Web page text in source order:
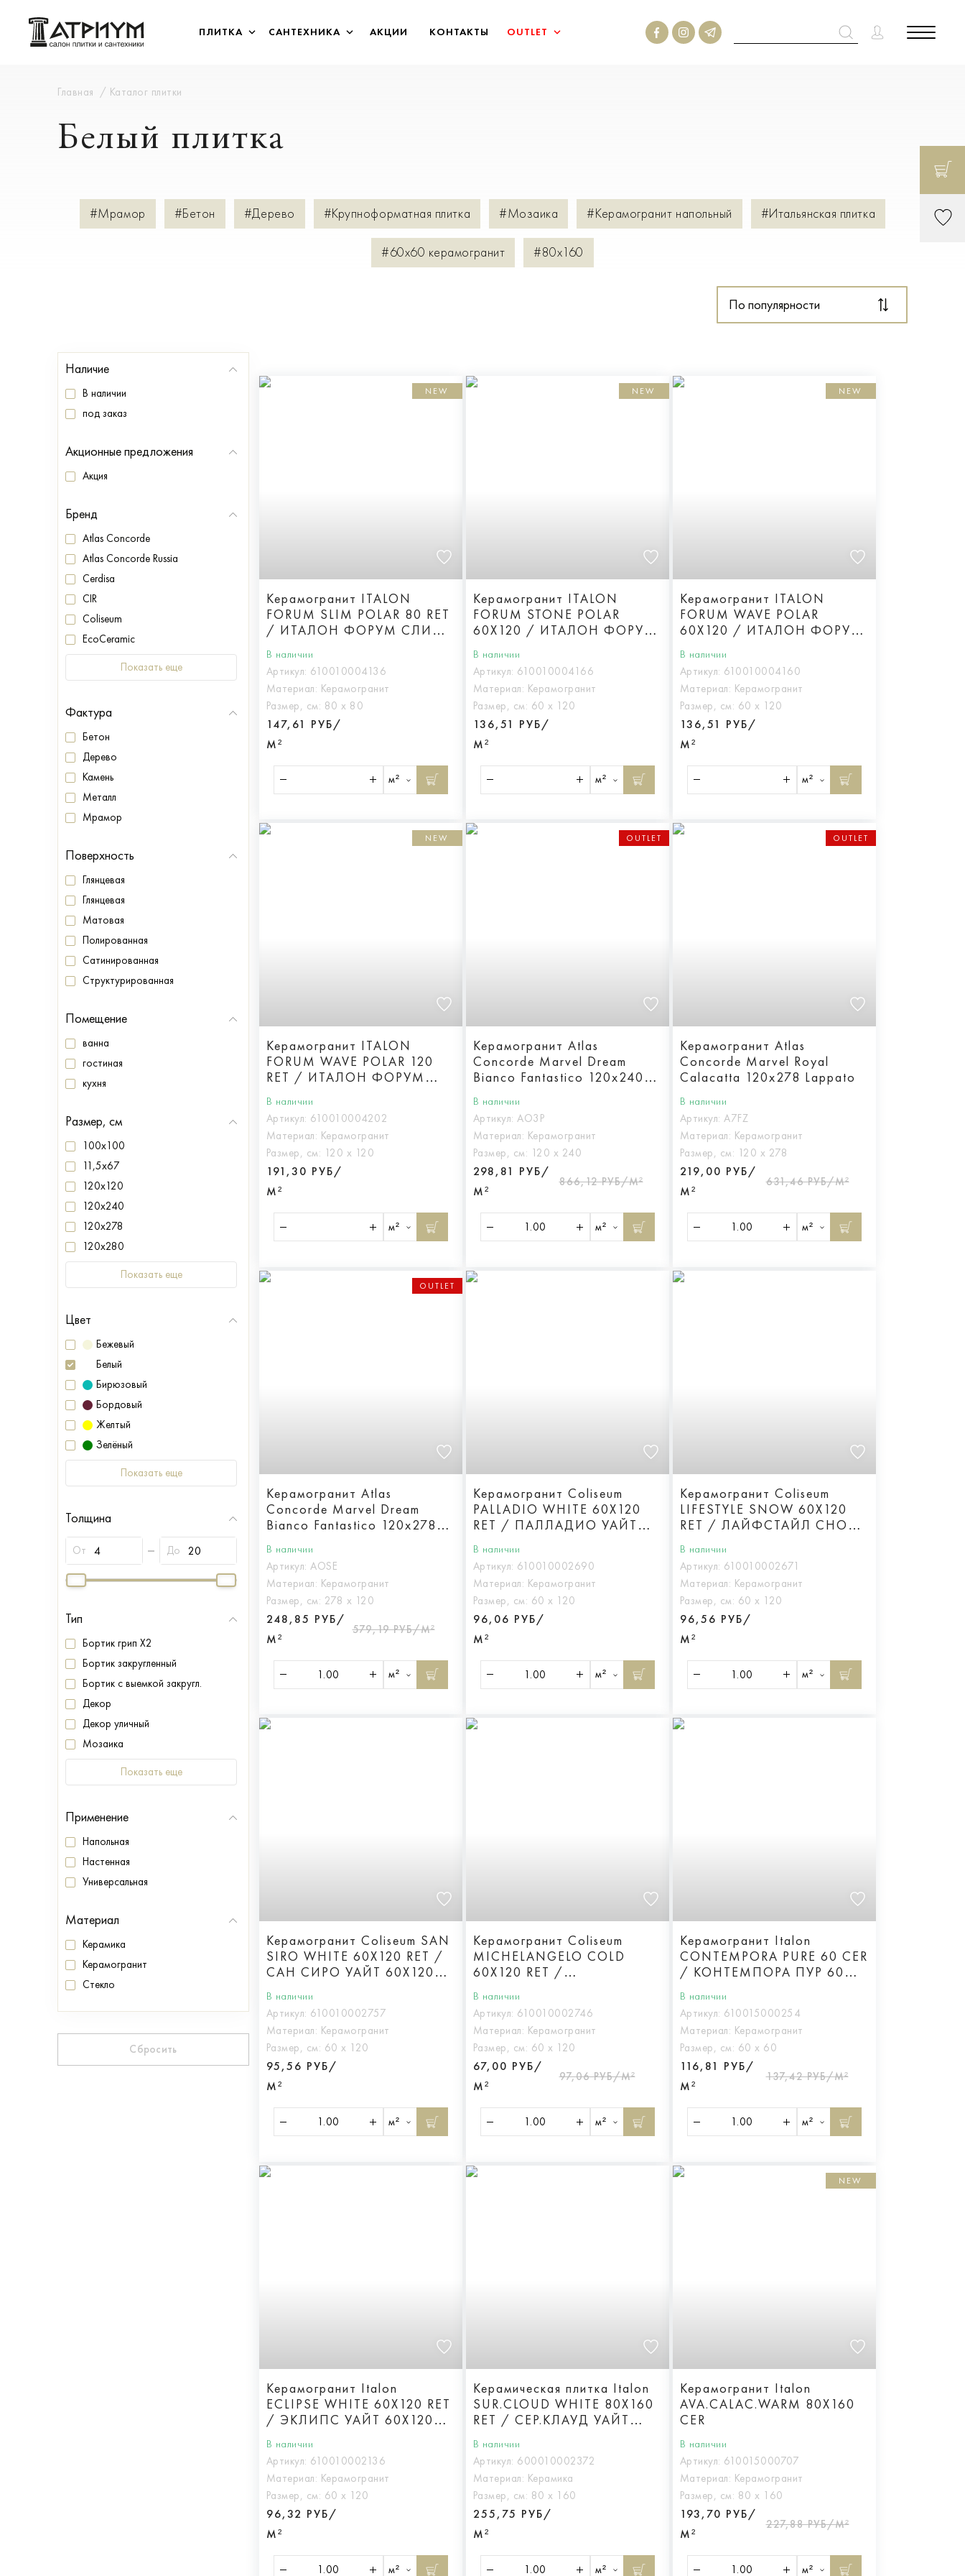
ПЛИТКА САНТЕХНИКА АКЦИИ КОНТАКТЫ OUTLET
Главная Каталог плитки
Белый плитка
#Мрамор #Бетон #Дерево #Крупноформатная плитка #Мозаика #Керамогранит напольный #Итальянская плитка
#60х60 керамогранит #80х160
По популярности
Наличие
В наличии
под заказ
Акционные предложения
Акция
Бренд
Atlas Concorde
Atlas Concorde Russia
Cerdisa
CIR
Coliseum
EcoCeramic
Показать еще
Фактура
Бетон
Дерево
Камень
Металл
Мрамор
Поверхность
Глянцевая
Глянцевая
Матовая
Полированная
Сатинированная
Структурированная
Помещение
ванна
гостиная
кухня
Размер, см
100x100
11,5x67
120x120
120x240
120x278
120x280
Показать еще
Цвет
Бежевый
Белый
Бирюзовый
Бордовый
Желтый
Зелёный
Показать еще
Толщина
От До
Тип
Бортик грип X2
Бортик закругленный
Бортик с выемкой закругл.
Декор
Декор уличный
Мозаика
Показать еще
Применение
Напольная
Настенная
Универсальная
Материал
Керамика
Керамогранит
Стекло
Сбросить
NEW
Керамогранит ITALON
FORUM SLIM POLAR 80 RET
/ ИТАЛОН ФОРУМ СЛИМ
арт.610010004136
В наличии
Артикул: 610010004136
Материал: Керамогранит
Размер, см: 80 х 80
147,61 РУБ/
М²
м²
NEW
Керамогранит ITALON
FORUM STONE POLAR
60X120 / ИТАЛОН ФОРУМ
арт.610010004166
В наличии
Артикул: 610010004166
Материал: Керамогранит
Размер, см: 60 х 120
136,51 РУБ/
М²
м²
NEW
Керамогранит ITALON
FORUM WAVE POLAR
60X120 / ИТАЛОН ФОРУМ
арт.610010004160
В наличии
Артикул: 610010004160
Материал: Керамогранит
Размер, см: 60 х 120
136,51 РУБ/
М²
м²
NEW
Керамогранит ITALON
FORUM WAVE POLAR 120
RET / ИТАЛОН ФОРУМ
арт.610010004202
В наличии
Артикул: 610010004202
Материал: Керамогранит
Размер, см: 120 х 120
191,30 РУБ/
М²
м²
OUTLET
Керамогранит Atlas
Concorde Marvel Dream
Bianco Fantastico 120x240
В наличии
Артикул: AO3P
Материал: Керамогранит
Размер, см: 120 х 240
298,81 РУБ/
М²
866,12 РУБ/М²
м²
OUTLET
Керамогранит Atlas
Concorde Marvel Royal
Calacatta 120x278 Lappato
В наличии
Артикул: A7FZ
Материал: Керамогранит
Размер, см: 120 х 278
219,00 РУБ/
М²
631,46 РУБ/М²
м²
OUTLET
Керамогранит Atlas
Concorde Marvel Dream
Bianco Fantastico 120x278
В наличии
Артикул: AOSE
Материал: Керамогранит
Размер, см: 278 х 120
248,85 РУБ/
М²
579,19 РУБ/М²
м²
Керамогранит Coliseum
PALLADIO WHITE 60X120
RET / ПАЛЛАДИО УАЙТ
В наличии
Артикул: 610010002690
Материал: Керамогранит
Размер, см: 60 х 120
96,06 РУБ/
М²
м²
Керамогранит Coliseum
LIFESTYLE SNOW 60X120
RET / ЛАЙФСТАЙЛ СНОУ
В наличии
Артикул: 610010002671
Материал: Керамогранит
Размер, см: 60 х 120
96,56 РУБ/
М²
м²
Керамогранит Coliseum SAN
SIRO WHITE 60X120 RET /
САН СИРО УАЙТ 60X120
ретт.
В наличии
Артикул: 610010002757
Материал: Керамогранит
Размер, см: 60 х 120
95,56 РУБ/
М²
м²
Керамогранит Coliseum
MICHELANGELO COLD
60X120 RET /
МИКЕЛАНДЖЕЛО КОЛД
60Х120 ретт.
В наличии
Артикул: 610010002746
Материал: Керамогранит
Размер, см: 60 х 120
67,00 РУБ/
М²
97,06 РУБ/М²
м²
Керамогранит Italon
CONTEMPORA PURE 60 CER
/ КОНТЕМПОРА ПУР 60
ПАТ
В наличии
Артикул: 610015000254
Материал: Керамогранит
Размер, см: 60 х 60
116,81 РУБ/
М²
137,42 РУБ/М²
м²
Керамогранит Italon
ECLIPSE WHITE 60X120 RET
/ ЭКЛИПС УАЙТ 60X120
В наличии
Артикул: 610010002136
Материал: Керамогранит
Размер, см: 60 х 120
96,32 РУБ/
М²
м²
Керамическая плитка Italon
SUR.CLOUD WHITE 80X160
RET / СЕР.КЛАУД УАЙТ
В наличии
Артикул: 600010002372
Материал: Керамика
Размер, см: 80 х 160
255,75 РУБ/
М²
м²
NEW
Керамогранит Italon
AVA.CALAC.WARM 80X160
CER
В наличии
Артикул: 610015000707
Материал: Керамогранит
Размер, см: 80 х 160
193,70 РУБ/
М²
227,88 РУБ/М²
м²